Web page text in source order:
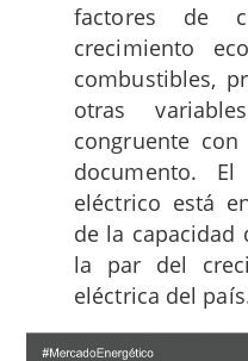
factores de
crecimiento
combustibles,
otras
congruente
documento.
eléctrico está
de la capacidad
la par del
eléctrica del